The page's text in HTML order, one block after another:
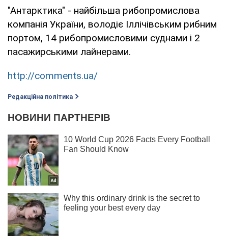
"Антарктика" - найбільша рибопромислова
компанія України, володіє Іллічівським рибним
портом, 14 рибопромисловими суднами і 2
пасажирськими лайнерами.
http://comments.ua/
Редакційна політика